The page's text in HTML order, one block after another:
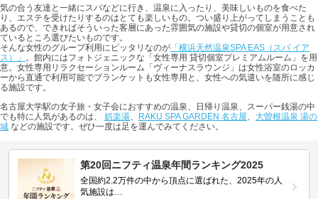
気の合う友達と一緒にスパなどに行き、温泉に入ったり、美味しいものを食べた
り、エステを受けたりするのはとても楽しいもの。つい盛り上がってしまうことも
あるので、できればそういった客層にあった雰囲気の施設や貸切の個室が用意され
ているところ選びたいものです。
そんな女性のグループ利用にピッタリなのが 「横浜天然温泉SPA EAS（スパ イア
ス）」 。館内にはフォトジェニックな「女性専用 貸切個室プレミアムルーム」を用
意。女性専用リラクセーションルーム「ヴィーナスラウンジ」は女性浴室のロッカ
ーから直通で利用可能でブランケットも女性専用と、女性への気遣いを随所に感じ
る施設です。
名古屋大学駅の女子旅・女子会におすすめの温泉、日帰り温泉、スーパー銭湯の中
でも特に人気があるのは、 娯楽湯、 RAKU SPA GARDEN 名古屋、 大曽根温泉 湯の
城 などの施設です。ぜひ一度は足を運んでみてください。
第20回ニフティ温泉年間ランキング2025
全国約2.2万件の中から頂点に選ばれた、2025年の人
気施設は…